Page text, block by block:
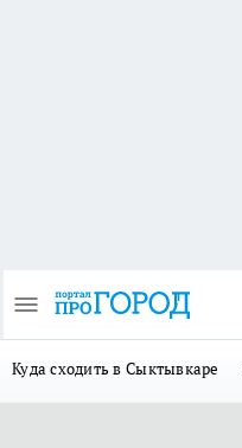
Куда сходить в Сыктывкаре